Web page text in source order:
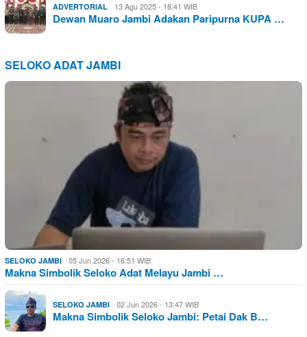
ADVERTORIAL 13 Agu 2025 - 18:41 WIB
Dewan Muaro Jambi Adakan Paripurna KUPA …
SELOKO ADAT JAMBI
SELOKO JAMBI 05 Jun 2026 - 16:51 WIB
Makna Simbolik Seloko Adat Melayu Jambi …
SELOKO JAMBI 02 Jun 2026 - 13:47 WIB
Makna Simbolik Seloko Jambi: Petai Dak B…